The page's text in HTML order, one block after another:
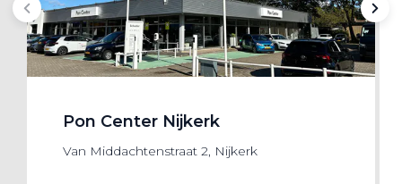
Pon Center Nijkerk
Van Middachtenstraat 2, Nijkerk